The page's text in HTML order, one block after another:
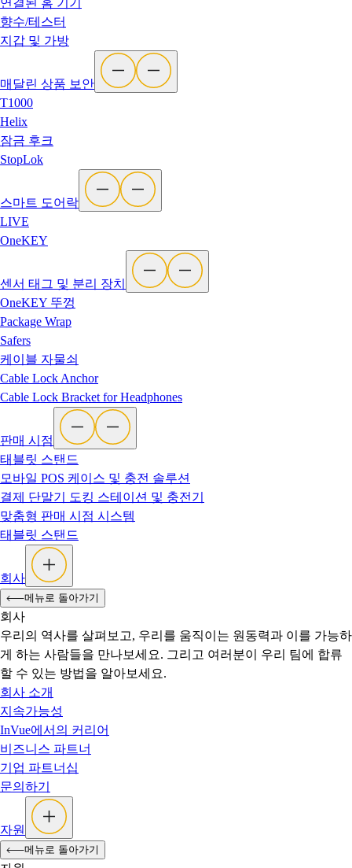
연결된 홈 기기
향수/테스터
지갑 및 가방
매달린 상품 보안
T1000
Helix
잠금 후크
StopLok
스마트 도어락
LIVE
OneKEY
센서 태그 및 분리 장치
OneKEY 뚜껑
Package Wrap
Safers
케이블 자물쇠
Cable Lock Anchor
Cable Lock Bracket for Headphones
판매 시점
태블릿 스탠드
모바일 POS 케이스 및 충전 솔루션
결제 단말기 도킹 스테이션 및 충전기
맞춤형 판매 시점 시스템
태블릿 스탠드
회사
메뉴로 돌아가기
회사
우리의 역사를 살펴보고, 우리를 움직이는 원동력과 이를 가능하
게 하는 사람들을 만나보세요. 그리고 여러분이 우리 팀에 합류
할 수 있는 방법을 알아보세요.
회사 소개
지속가능성
InVue에서의 커리어
비즈니스 파트너
기업 파트너십
문의하기
자원
메뉴로 돌아가기